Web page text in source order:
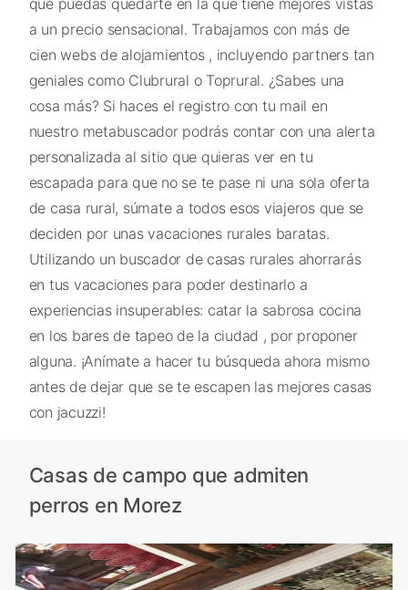
a un precio sensacional. Trabajamos con más de
cien webs de alojamientos , incluyendo partners tan
geniales como Clubrural o Toprural. ¿Sabes una
cosa más? Si haces el registro con tu mail en
nuestro metabuscador podrás contar con una alerta
personalizada al sitio que quieras ver en tu
escapada para que no se te pase ni una sola oferta
de casa rural, súmate a todos esos viajeros que se
deciden por unas vacaciones rurales baratas.
Utilizando un buscador de casas rurales ahorrarás
en tus vacaciones para poder destinarlo a
experiencias insuperables: catar la sabrosa cocina
en los bares de tapeo de la ciudad , por proponer
alguna. ¡Anímate a hacer tu búsqueda ahora mismo
antes de dejar que se te escapen las mejores casas
con jacuzzi!
Casas de campo que admiten
perros en Morez